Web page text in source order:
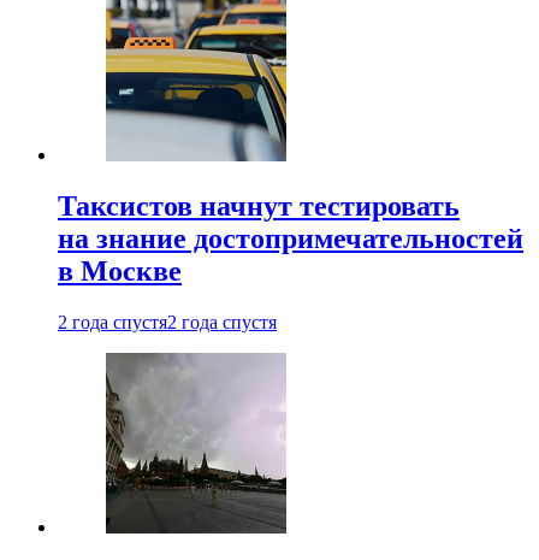
Таксистов начнут тестировать
на знание достопримечательностей
в Москве
2 года спустя2 года спустя